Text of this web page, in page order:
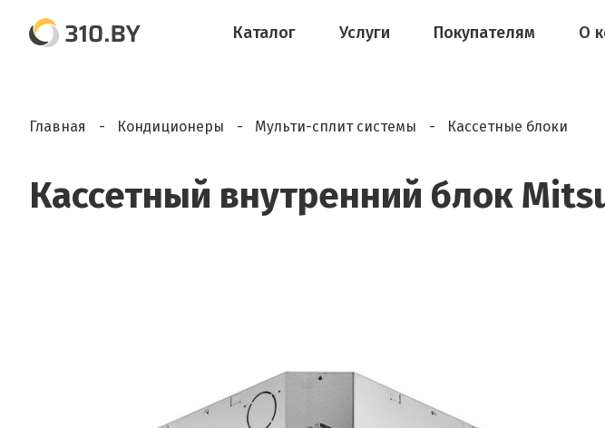
Каталог Услуги Покупателям О
Главная Кондиционеры Мульти-сплит системы Кассетные блоки
Кассетный внутренний блок